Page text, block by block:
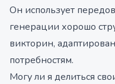
Он использует
генерации хорошо
викторин,
потребностям.
Могу ли я делиться